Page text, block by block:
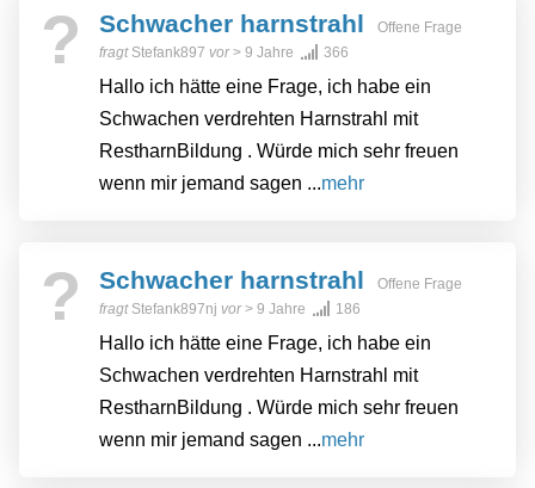
? Schwacher harnstrahl
Offene Frage
fragt Stefank897 vor> 9 Jahre 366
Hallo ich hätte eine Frage, ich habe ein
Schwachen verdrehten Harnstrahl mit
RestharnBildung . Würde mich sehr freuen
wenn mir jemand sagen ...mehr
? Schwacher harnstrahl
Offene Frage
fragt Stefank897nj vor> 9 Jahre 186
Hallo ich hätte eine Frage, ich habe ein
Schwachen verdrehten Harnstrahl mit
RestharnBildung . Würde mich sehr freuen
wenn mir jemand sagen ...mehr